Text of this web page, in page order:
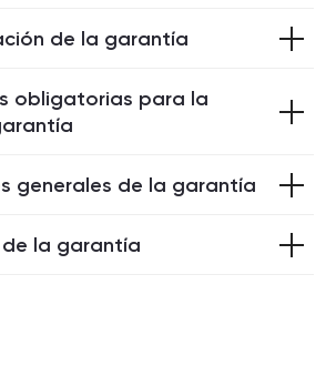
de la garantía
obligatorias para la
generales de la garantía
de la garantía